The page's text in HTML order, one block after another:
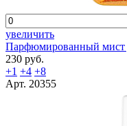
увеличить
Парфюмированный мист
230 руб.
+1 +4 +8
Арт. 20355